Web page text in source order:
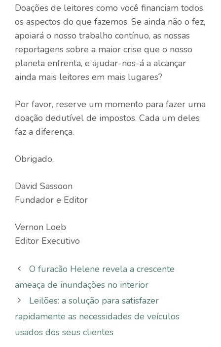
Doações de leitores como você financiam todos
os aspectos do que fazemos. Se ainda não o fez,
apoiará o nosso trabalho contínuo, as nossas
reportagens sobre a maior crise que o nosso
planeta enfrenta, e ajudar-nos-á a alcançar
ainda mais leitores em mais lugares?
Por favor, reserve um momento para fazer uma
doação dedutível de impostos. Cada um deles
faz a diferença.
Obrigado,
David Sassoon
Fundador e Editor
Vernon Loeb
Editor Executivo
O furacão Helene revela a crescente
ameaça de inundações no interior
Leilões: a solução para satisfazer
rapidamente as necessidades de veículos
usados dos seus clientes